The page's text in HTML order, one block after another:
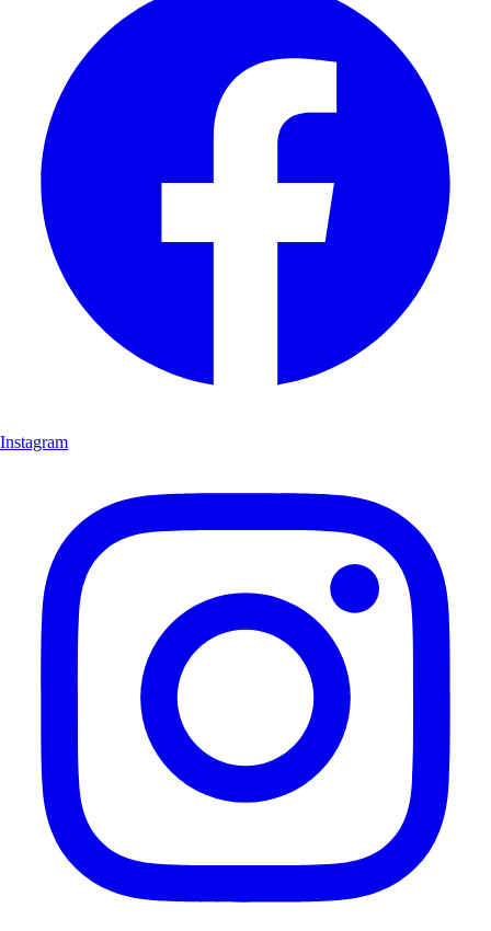
Instagram